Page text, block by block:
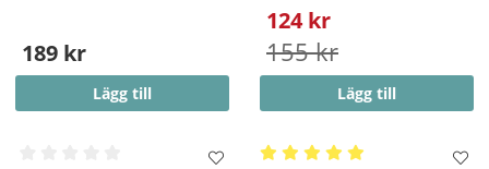
189 kr
Lägg till
124 kr
155 kr
Lägg till